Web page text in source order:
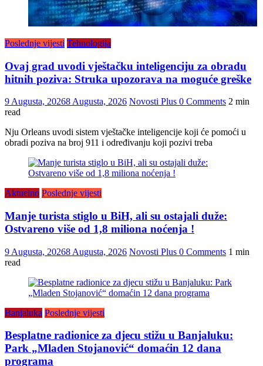
Poslednje vijesti Tehnologija
Ovaj grad uvodi vještačku inteligenciju za obradu
hitnih poziva: Struka upozorava na moguće greške
9 Augusta, 20268 Augusta, 2026 Novosti Plus 0 Comments 2 min
read
Nju Orleans uvodi sistem vještačke inteligencije koji će pomoći u
obradi poziva na broj 911 i određivanju koji pozivi treba
Aktuelno Poslednje vijesti
Manje turista stiglo u BiH, ali su ostajali duže:
Ostvareno više od 1,8 miliona noćenja !
9 Augusta, 20268 Augusta, 2026 Novosti Plus 0 Comments 1 min
read
Banjaluka Poslednje vijesti
Besplatne radionice za djecu stižu u Banjaluku:
Park „Mladen Stojanović“ domaćin 12 dana
programa